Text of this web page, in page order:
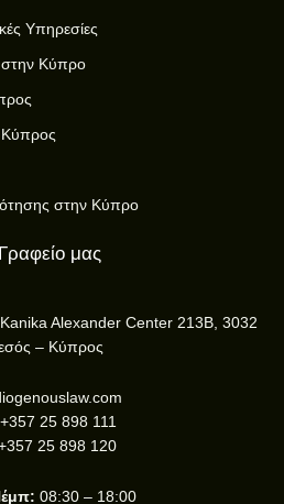
Υπηρεσίες
στην Κύπρο
Κύπρος
στην Κύπρο
μας
Alexander Center 213B, 3032
– Κύπρος
+357 25 898 111
25 898 120
08:30 – 18:00